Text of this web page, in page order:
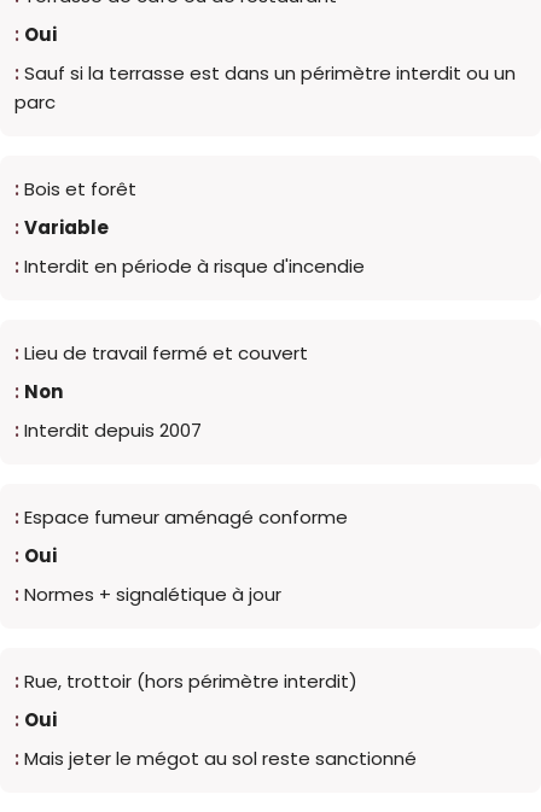
Oui
Sauf si la terrasse est dans un périmètre interdit ou un
parc
Bois et forêt
Variable
Interdit en période à risque d'incendie
Lieu de travail fermé et couvert
Non
Interdit depuis 2007
Espace fumeur aménagé conforme
Oui
Normes + signalétique à jour
Rue, trottoir (hors périmètre interdit)
Oui
Mais jeter le mégot au sol reste sanctionné